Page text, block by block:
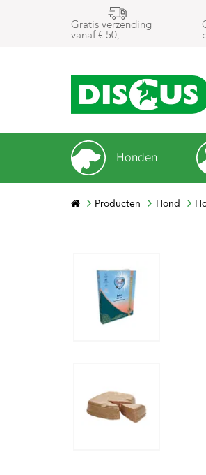
Gratis verzending
vanaf € 50,-
Honden
Producten Hond